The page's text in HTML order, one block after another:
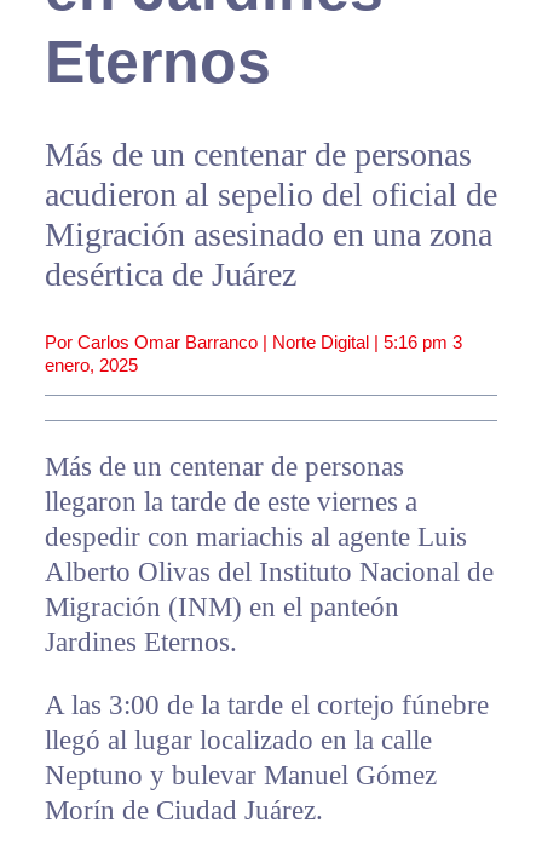
Eternos
Más de un centenar de personas
acudieron al sepelio del oficial de
Migración asesinado en una zona
desértica de Juárez
Por Carlos Omar Barranco | Norte Digital | 5:16 pm 3
enero, 2025
Más de un centenar de personas
llegaron la tarde de este viernes a
despedir con mariachis al agente Luis
Alberto Olivas del Instituto Nacional de
Migración (INM) en el panteón
Jardines Eternos.
A las 3:00 de la tarde el cortejo fúnebre
llegó al lugar localizado en la calle
Neptuno y bulevar Manuel Gómez
Morín de Ciudad Juárez.